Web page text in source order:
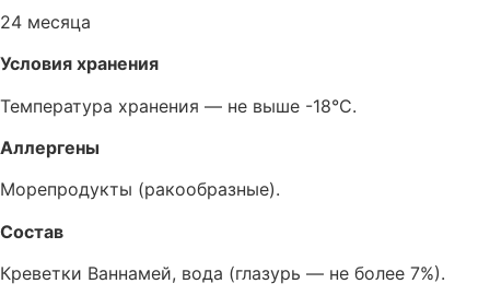
24 месяца
Условия хранения
Температура хранения — не выше -18°C.
Аллергены
Морепродукты (ракообразные).
Состав
Креветки Ваннамей, вода (глазурь — не более 7%).